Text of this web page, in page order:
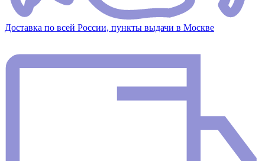
Доставка по всей России, пункты выдачи в Москве